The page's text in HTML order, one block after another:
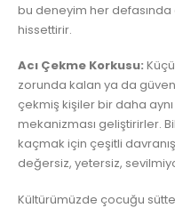
bu deneyim her defasında
hissettirir.
Acı Çekme Korkusu:
zorunda kalan ya da
çekmiş kişiler bir daha
mekanizması geliştirirler.
kaçmak için çeşitli
değersiz, yetersiz,
Kültürümüzde çocuğu